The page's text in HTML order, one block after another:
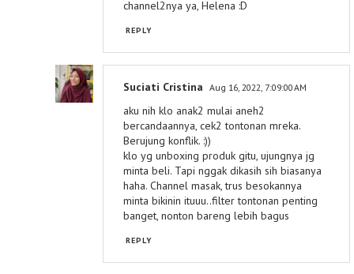
channel2nya ya, Helena :D
REPLY
Suciati Cristina Aug 16, 2022, 7:09:00 AM
aku nih klo anak2 mulai aneh2
bercandaannya, cek2 tontonan mreka.
Berujung konflik. :))
klo yg unboxing produk gitu, ujungnya jg
minta beli. Tapi nggak dikasih sih biasanya
haha. Channel masak, trus besokannya
minta bikinin ituuu..filter tontonan penting
banget, nonton bareng lebih bagus
REPLY